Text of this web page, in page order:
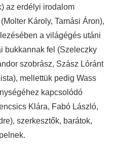
az erdélyi irodalom
Károly, Tamási Áron),
a világégés utáni
bukkannak fel (Szeleczky
szobrász, Szász Lóránt
mellettük pedig Wass
kapcsolódó
Klára, Fabó László,
szerkesztők, barátok,